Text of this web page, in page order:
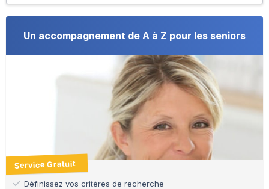
Un accompagnement de A à Z pour les seniors
Service Gratuit
Définissez vos critères de recherche